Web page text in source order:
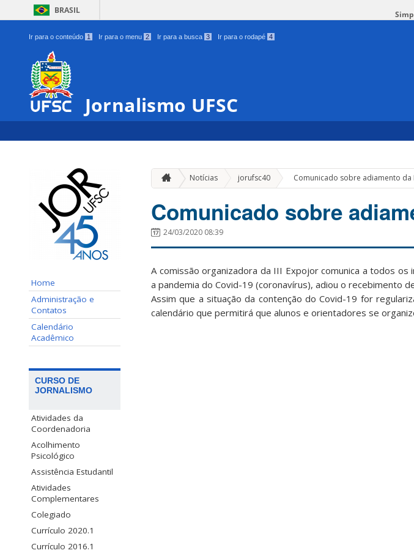
BRASIL
Ir para o conteúdo 1 Ir para o menu 2 Ir para a busca 3 Ir para o rodapé 4
Jornalismo UFSC
Home
Administração e
Contatos
Calendário
Acadêmico
CURSO DE
JORNALISMO
Atividades da
Coordenadoria
Acolhimento
Psicológico
Assistência Estudantil
Atividades
Complementares
Colegiado
Currículo 2020.1
Currículo 2016.1
Notícias jorufsc40 » Comunicado sobre adiamento da
Comunicado sobre
24/03/2020 08:39
A comissão organizadora da III Expojor comunica a todos
a pandemia do Covid-19 (coronavírus), adiou o recebimento
Assim que a situação da contenção do Covid-19 for
calendário que permitirá que alunos e orientadores se